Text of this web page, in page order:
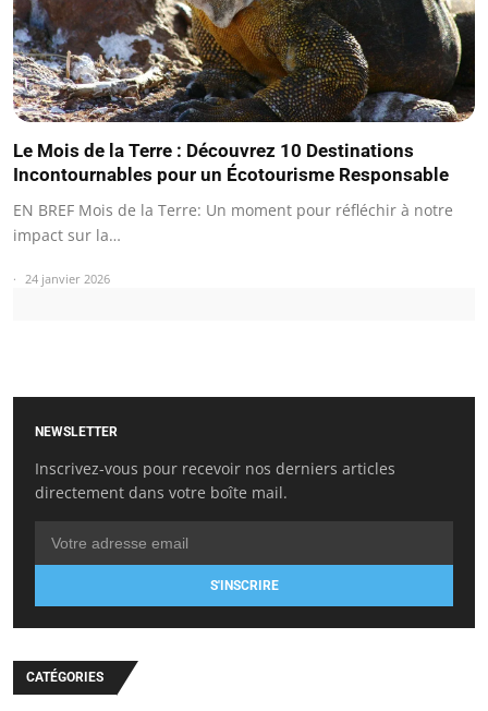
Le Mois de la Terre : Découvrez 10 Destinations
Incontournables pour un Écotourisme Responsable
EN BREF Mois de la Terre: Un moment pour réfléchir à notre
impact sur la…
24 janvier 2026
NEWSLETTER
Inscrivez-vous pour recevoir nos derniers articles
directement dans votre boîte mail.
S'INSCRIRE
CATÉGORIES